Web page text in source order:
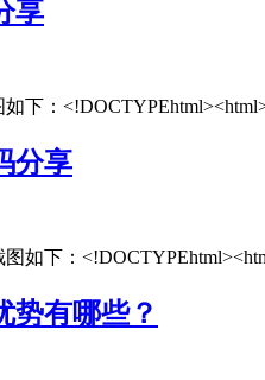
享
下：
分享
如下：
势有哪些？